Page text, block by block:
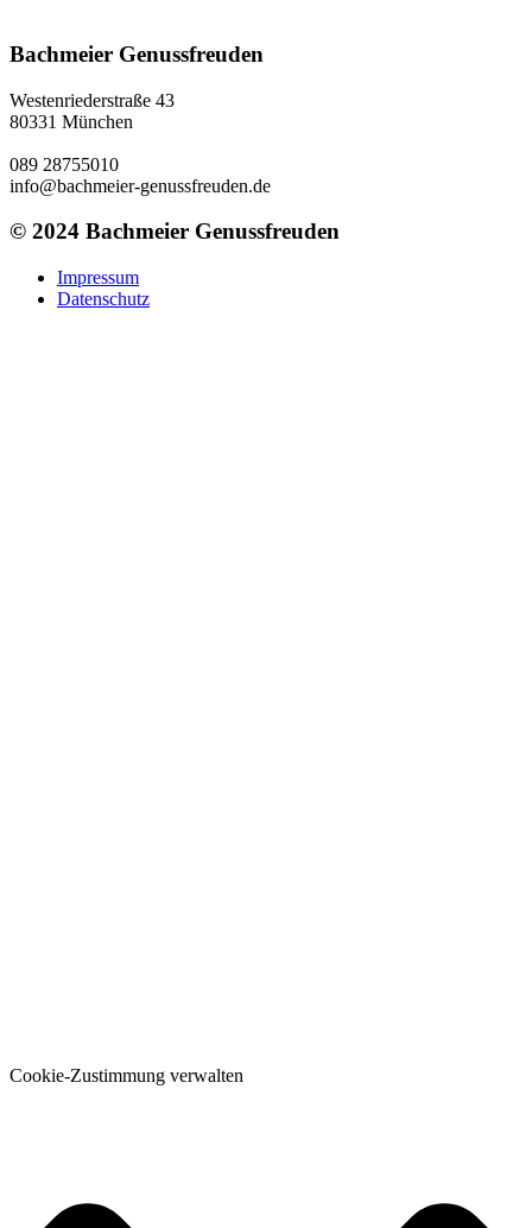
Bachmeier Genussfreuden
Westenriederstraße 43
80331 München
089 28755010
info@bachmeier-genussfreuden.de
© 2024 Bachmeier Genussfreuden
Impressum
Datenschutz
Cookie-Zustimmung verwalten